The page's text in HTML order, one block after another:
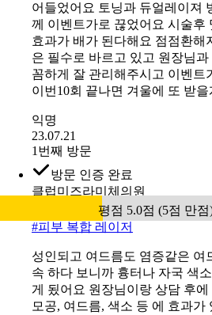
어들었어요 토닝과 듀얼레이져
께 이벤트가로 끊었어요 시술후
효과가 배가 된다해요 점점환해
은 필수로 바르고 있고 원장님
꼼하게 잘 관리해주시고 이벤트
이번10회 끝나면 겨울에 또 받
익명
23.07.21
1번째 방문
방문 인증 완료
클럽미즈라미체의원
평점 5.0점 (5점 만점
#피부 복합 레이저
성인되고 여드름도 염증같은 여
속 하다 보니까 흉터나 자국 색
게 됬어요 원장님이랑 상담 후에
모공, 여드름, 색소 등 에 효과가